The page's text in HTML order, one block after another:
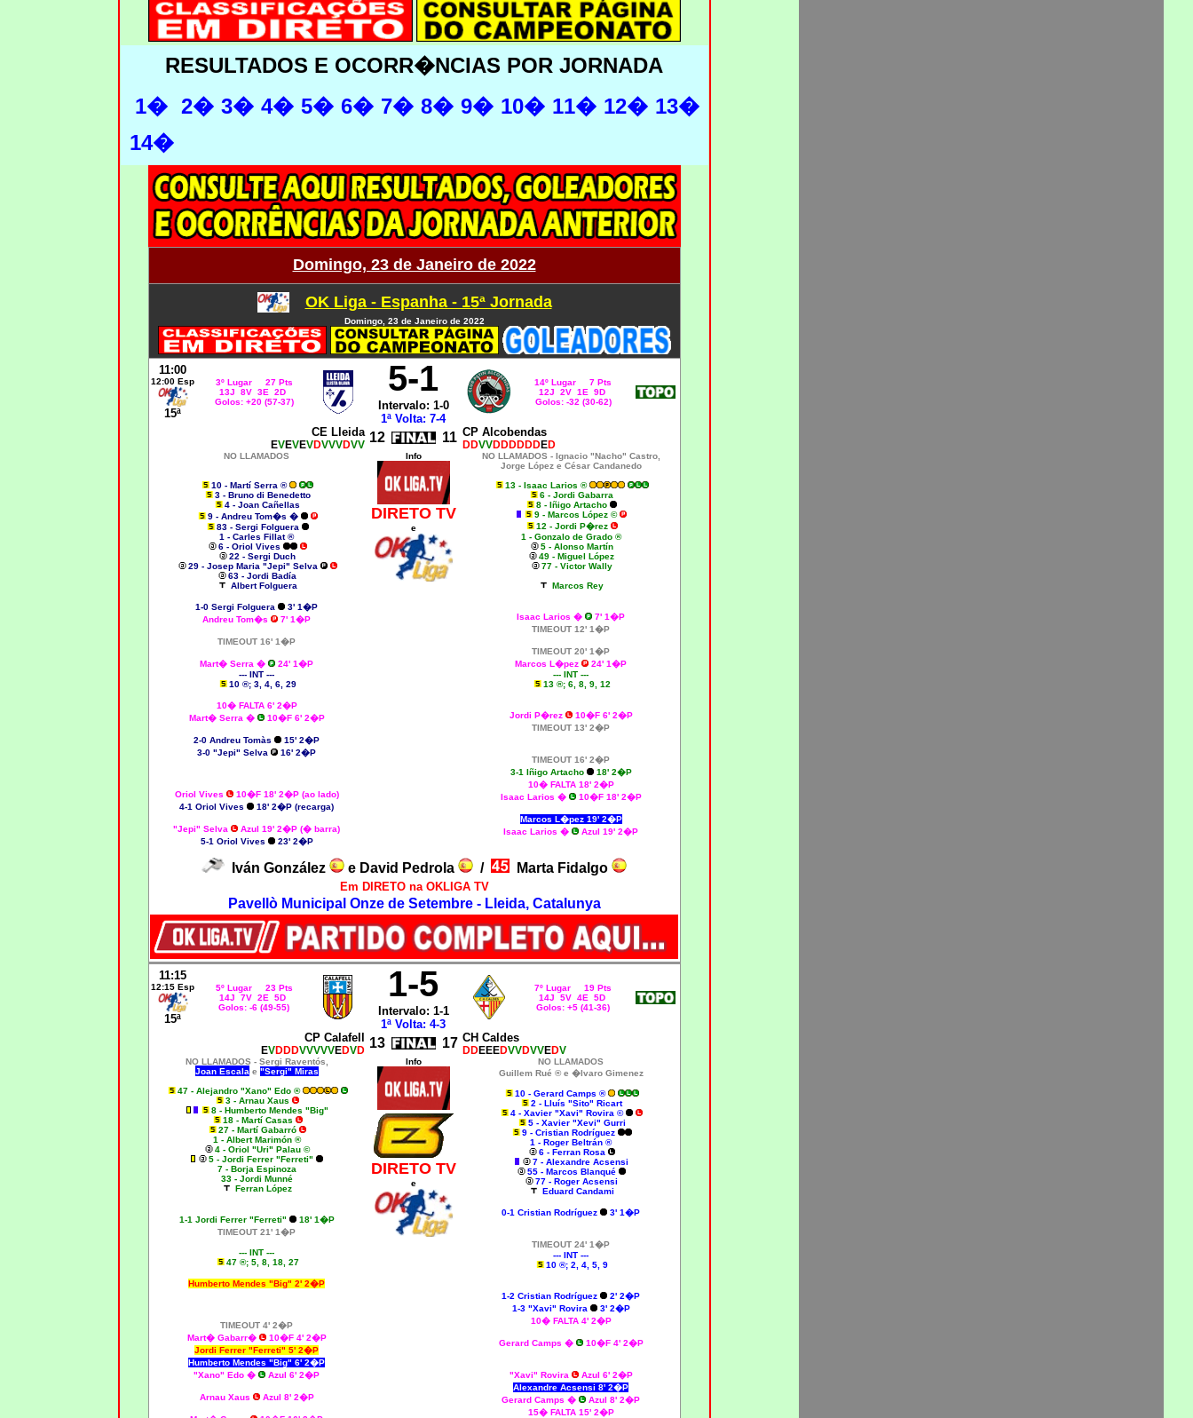
RESULTADOS E OCORR�NCIAS POR JORNADA
1� 2� 3� 4� 5� 6� 7� 8� 9� 10� 11� 12� 13�
14�
Domingo, 23 de Janeiro de 2022
OK Liga - Espanha - 15ª Jornada
Domingo, 23 de Janeiro de 2022
11:00
12:00 Esp
15ª
3º Lugar 27 Pts
13J 8V 3E 2D
Golos: +20 (57-37)
5-1
Intervalo: 1-0
1ª Volta: 7-4
14º Lugar 7 Pts
12J 2V 1E 9D
Golos: -32 (30-62)
CE Lleida
EVEVEVDVVVDVV 12 11 CP Alcobendas
DDVVDDDDDDED
NO LLAMADOS
10 - Martí Serra ®
3 - Bruno di Benedetto
4 - Joan Cañellas
9 - Andreu Tom�s �
83 - Sergi Folguera
1 - Carles Fillat ®
6 - Oriol Vives
22 - Sergi Duch
29 - Josep Maria "Jepi" Selva
63 - Jordi Badía
Albert Folguera
1-0 Sergi Folguera
3' 1�P
Andreu Tom�s
7' 1�P
TIMEOUT 16' 1�P
Mart� Serra �
24' 1�P
--- INT ---
10 ®; 3, 4, 6, 29
10� FALTA 6' 2�P
Mart� Serra �
10�F 6' 2�P
2-0 Andreu Tomàs
15' 2�P
3-0 "Jepi" Selva 16' 2�P
Oriol Vives
10�F 18' 2�P (ao lado)
4-1 Oriol Vives
18' 2�P (recarga)
"Jepi" Selva
Azul 19' 2�P (� barra)
5-1 Oriol Vives
23' 2�P
Info
DIRETO TV
e
NO LLAMADOS -Ignacio "Nacho" Castro,
Jorge López e César Candanedo
13 - Isaac Larios ®
6 - Jordi Gabarra
8 - Iñigo Artacho
9 - Marcos López ©
12 - Jordi P�rez
1 - Gonzalo de Grado ®
5 - Alonso Martín
49 - Miguel López
77 - Victor Wally
Marcos Rey
Isaac Larios �
7' 1�P
TIMEOUT 12' 1�P
TIMEOUT 20' 1�P
Marcos L�pez
24' 1�P
--- INT ---
13 ®; 6, 8, 9, 12
Jordi P�rez
10�F 6' 2�P
TIMEOUT 13' 2�P
TIMEOUT 16' 2�P
3-1 Iñigo Artacho
18' 2�P
10� FALTA 18' 2�P
Isaac Larios �
10�F 18' 2�P
Marcos L�pez 19' 2�P
Isaac Larios �
Azul 19' 2�P
Iván González e David Pedrola / Marta Fidalgo
Em DIRETO na OKLIGA TV
Pavellò Municipal Onze de Setembre - Lleida, Catalunya
11:15
12:15 Esp
15ª
5º Lugar 23 Pts
14J 7V 2E 5D
Golos: -6 (49-55)
1-5
Intervalo: 1-1
1ª Volta: 4-3
7º Lugar 19 Pts
14J 5V 4E 5D
Golos: +5 (41-36)
CP Calafell
EVDDDVVVVVEDVD 13 17 CH Caldes
DDEEEDVVDVVEDV
NO LLAMADOS - Sergi Raventós,
Joan Escala e "Sergi" Miras
47 - Alejandro "Xano" Edo ®
3 - Arnau Xaus
8 - Humberto Mendes "Big"
18 - Martí Casas
27 - Martí Gabarró
1 - Albert Marimón ®
4 - Oriol "Uri" Palau ©
5 - Jordi Ferrer "Ferreti"
7 - Borja Espinoza
33 - Jordi Munné
Ferran López
1-1 Jordi Ferrer "Ferreti"
18' 1�P
TIMEOUT 21' 1�P
--- INT ---
47®; 5, 8, 18, 27
Humberto Mendes "Big" 2' 2�P
TIMEOUT 4' 2�P
Mart� Gabarr�
10�F 4' 2�P
Jordi Ferrer "Ferreti" 5' 2�P
Humberto Mendes "Big" 6' 2�P
"Xano" Edo �
Azul 6' 2�P
Arnau Xaus Azul 8' 2�P
Info
DIRETO TV
e
NO LLAMADOS
Guillem Rué ® e �lvaro Gimenez
10 - Gerard Camps ®
2 - Lluís "Sito" Ricart
4 - Xavier "Xavi" Rovira ©
5 - Xavier "Xevi" Gurri
9 - Cristian Rodríguez
1 - Roger Beltrán ®
6 - Ferran Rosa
7 - Alexandre Acsensi
55 - Marcos Blanqué
77 - Roger Acsensi
Eduard Candami
0-1 Cristian Rodríguez 3' 1�P
TIMEOUT 24' 1�P
--- INT ---
10®; 2, 4, 5, 9
1-2 Cristian Rodríguez
2' 2�P
1-3 "Xavi" Rovira
3' 2�P
10� FALTA 4' 2�P
Gerard Camps � 10�F 4' 2�P
"Xavi" Rovira
Azul 6' 2�P
Alexandre Acsensi 8' 2�P
Gerard Camps �
Azul 8' 2�P
15� FALTA 15' 2�P